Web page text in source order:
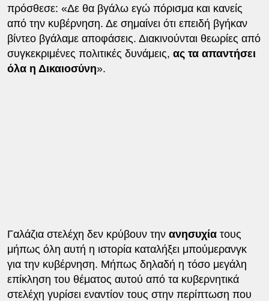
πρόσθεσε: «Δε θα βγάλω εγώ πόρισμα και κανείς
από την κυβέρνηση. Δε σημαίνει ότι επειδή βγήκαν
βίντεο βγάλαμε αποφάσεις. Διακινούνται θεωρίες από
συγκεκριμένες πολιτικές δυνάμεις, ας τα απαντήσει
όλα η Δικαιοσύνη».
Γαλάζια στελέχη δεν κρύβουν την ανησυχίατους
μήπως όλη αυτή η ιστορία καταλήξει μπούμερανγκ
για την κυβέρνηση. Μήπως δηλαδή η τόσο μεγάλη
επίκληση του θέματος αυτού από τα κυβερνητικά
στελέχη γυρίσει εναντίον τους στην περίπτωση που